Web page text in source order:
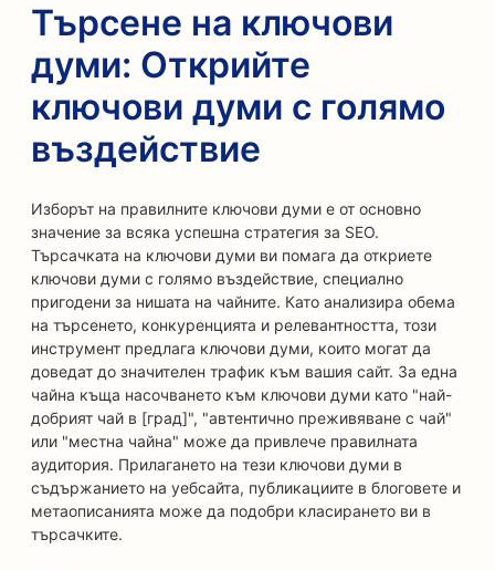
Търсене на ключови
думи: Открийте
ключови думи с голямо
въздействие
Изборът на правилните ключови думи е от основно
значение за всяка успешна стратегия за SEO.
Търсачката на ключови думи ви помага да откриете
ключови думи с голямо въздействие, специално
пригодени за нишата на чайните. Като анализира обема
на търсенето, конкуренцията и релевантността, този
инструмент предлага ключови думи, които могат да
доведат до значителен трафик към вашия сайт. За една
чайна къща насочването към ключови думи като "най-
добрият чай в [град]", "автентично преживяване с чай"
или "местна чайна" може да привлече правилната
аудитория. Прилагането на тези ключови думи в
съдържанието на уебсайта, публикациите в блоговете и
метаописанията може да подобри класирането ви в
търсачките.